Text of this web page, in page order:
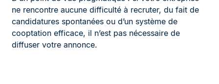
ne rencontre aucune difficulté à recruter, du fait de
candidatures spontanées ou d’un système de
cooptation efficace, il n’est pas nécessaire de
diffuser votre annonce.